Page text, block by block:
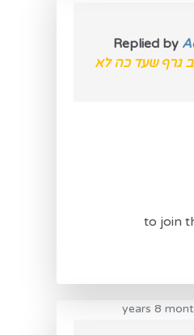
Replied by
גרף שעד כה לא
to join